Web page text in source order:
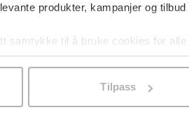
produkter, kampanjer og
samtykke til å bruke cookies for
klikke på «Tilpass». Du kan når
Tilpass